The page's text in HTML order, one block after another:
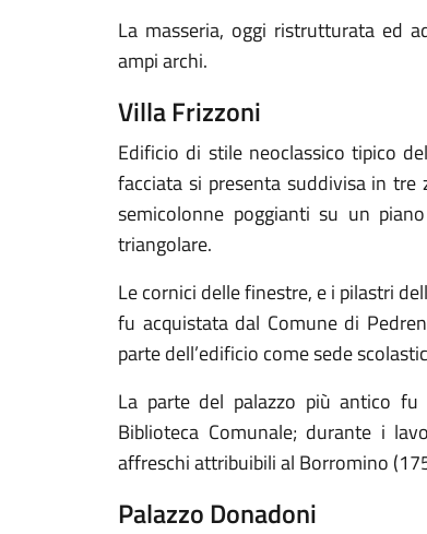
La masseria, oggi ristrutturata ed
ampi archi.
Villa Frizzoni
Edificio di stile neoclassico tipico
facciata si presenta suddivisa in
semicolonne poggianti su un
triangolare.
Le cornici delle finestre, e i pilastri
fu acquistata dal Comune di
parte dell’edificio come sede
La parte del palazzo più antico
Biblioteca Comunale; durante i
affreschi attribuibili al Borromino
Palazzo Donadoni